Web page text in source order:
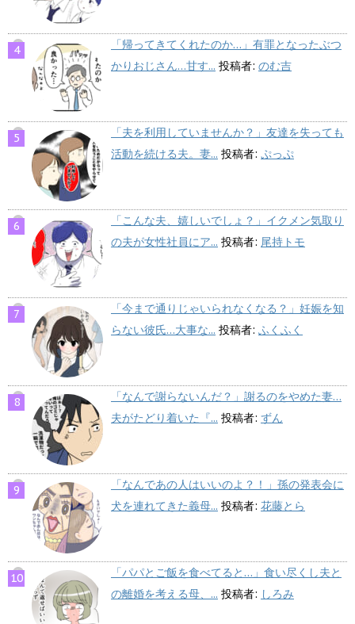
「帰ってきてくれたのか…」有罪となったぶつ
かりおじさん…甘す... 投稿者: のむ吉
「夫を利用していませんか？」友達を失っても
活動を続ける夫。妻... 投稿者: ぷっぷ
「こんな夫、嬉しいでしょ？」イクメン気取り
の夫が女性社員にア... 投稿者: 尾持トモ
「今まで通りじゃいられなくなる？」妊娠を知
らない彼氏…大事な... 投稿者: ふくふく
「なんで謝らないんだ？」謝るのをやめた妻…
夫がたどり着いた『... 投稿者: ずん
「なんであの人はいいのよ？！」孫の発表会に
犬を連れてきた義母... 投稿者: 花藤とら
「パパとご飯を食べてると…」食い尽くし夫と
の離婚を考える母、... 投稿者: しろみ